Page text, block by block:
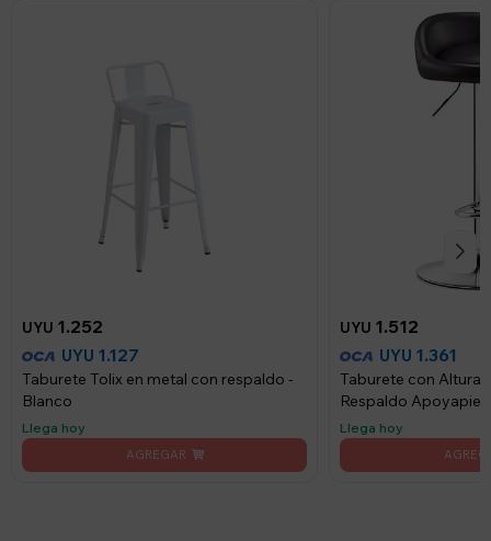
UYU 1.252
UYU 1.127
Taburete Tolix en metal con respaldo -
Blanco
Llega hoy
UYU 1.512
UYU 1.361
Taburete con Altura
Respaldo
Llega hoy